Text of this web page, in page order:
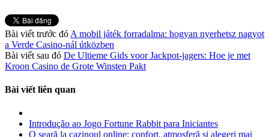
Bài viết trước đó A mobil játék forradalma: hogyan nyerhetsz nagyot
a Verde Casino‑nál útközben
Bài viết sau đó De Ultieme Gids voor Jackpot‑jagers: Hoe je met
Kroon Casino de Grote Winsten Pakt
Bài viết liên quan
Introdução ao Jogo Fortune Rabbit para Iniciantes
O seară la cazinoul online: confort, atmosferă și alegeri mai